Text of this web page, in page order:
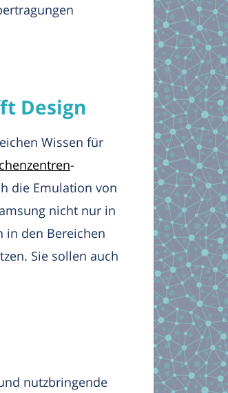
Design
Wissen für
-
die Emulation von
nicht nur in
in den Bereichen
Sie sollen auch
nutzbringende